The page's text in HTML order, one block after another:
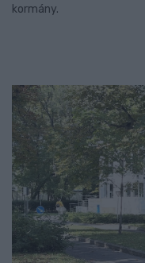
kormány.